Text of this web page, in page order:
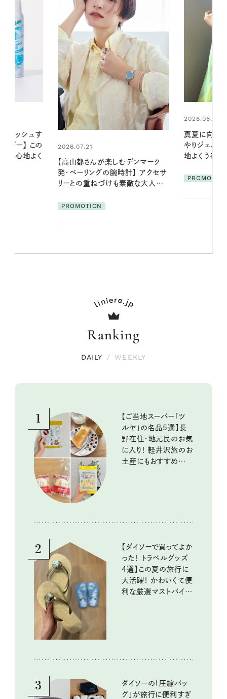
2026.06.01
やりジェルと出合う。暑い季節に心
ア
PROMOTION
2026.06.01
暑い夏のナイ
える夜の爽
Ranking
DAILY / WEEKLY
1
【ご当地スーパー「ツ
ルヤ」の名品5選】長
野在住・地元民のお気
に入り！ 軽井沢旅のお
土産にもおすすめのお
2
【ダイソーで買ってよか
った！ トラベルグッズ
4選】この夏の旅行に
大活躍！ かわいくて便
利な厳選マストバイア
3
ダイソーの「圧縮バッ
グ」が旅行に便利すぎ